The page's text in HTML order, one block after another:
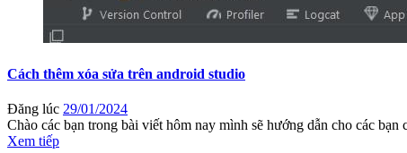
Cách thêm xóa sửa trên android studio
Đăng lúc 29/01/2024
Chào các bạn trong bài viết hôm nay mình sẽ hướng dẫn cho các
Xem tiếp